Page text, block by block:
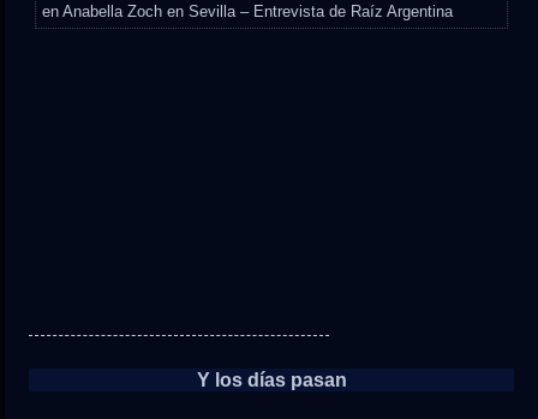
enAnabella Zoch en Sevilla – Entrevista de Raíz Argentina
Y los días pasan